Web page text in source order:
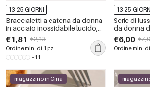
13-25 GIORNI
Braccialetti a catena da donna
in acciaio inossidabile lucido,
impermeabili, color oro con
strass
€1,81 €2,13
Ordine min. di 1 pz.
+11
13-25
Serie di
da donna
in acciaio
€6,00
Ordine min. di
magazzino in Cina